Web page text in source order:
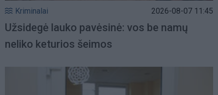
Kriminalai 2026-08-07 11:45
Užsidegė lauko pavėsinė: vos be namų
neliko keturios šeimos